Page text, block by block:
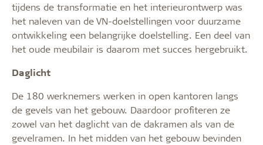
tijdens de transformatie en het interieurontwerp was
het naleven van de VN-doelstellingen voor duurzame
ontwikkeling een belangrijke doelstelling. Een deel van
het oude meubilair is daarom met succes hergebruikt.
Daglicht
De 180 werknemers werken in open kantoren langs
de gevels van het gebouw. Daardoor profiteren ze
zowel van het daglicht van de dakramen als van de
gevelramen. In het midden van het gebouw bevinden